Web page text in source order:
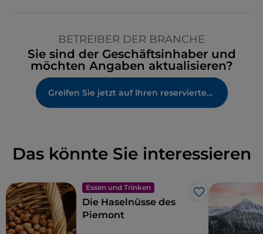
BETREIBER DER BRANCHE
Sie sind der Geschäftsinhaber und
möchten Angaben aktualisieren?
Greifen Sie jetzt auf Ihren reservierten Bereich zu
Das könnte Sie interessieren
Essen und Trinken
Like
Die Haselnüsse des
Piemont